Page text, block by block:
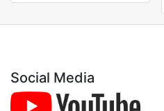
Social Media